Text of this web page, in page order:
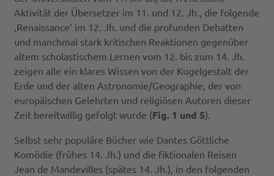
Aktivität der Übersetzer im 11. und 12. Jh., die folgende
‚Renaissance‘ im 12. Jh. und die profunden Debatten
und manchmal stark kritischen Reaktionen gegenüber
altem scholastischem Lernen vom 12. bis zum 14. Jh.
zeigen alle ein klares Wissen von der Kugelgestalt der
Erde und der alten Astronomie/Geographie, der von
europäischen Gelehrten und religiösen Autoren dieser
Zeit bereitwillig gefolgt wurde (Fig. 1 und 5).
Selbst sehr populäre Bücher wie Dantes Göttliche
Komödie (frühes 14. Jh.) und die fiktionalen Reisen
Jean de Mandevilles (spätes 14. Jh.), in den folgenden